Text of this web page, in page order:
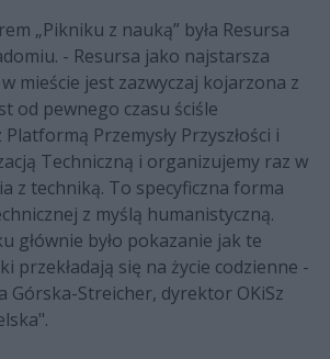
„Pikniku z nauką” była Resursa
- Resursa jako najstarsza
mieście jest zazwyczaj kojarzona z
od pewnego czasu ściśle
Przemysły Przyszłości i
Techniczną i organizujemy raz w
z techniką. To specyficzna forma
z myślą humanistyczną.
głównie było pokazanie jak te
przekładają się na życie codzienne -
Górska-Streicher, dyrektor OKiSz